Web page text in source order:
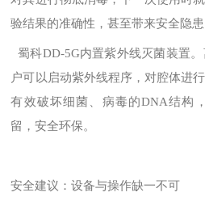
验结果的准确性，甚至带来安全隐患
蜀科DD-5G内置紫外线灭菌装置
户可以启动紫外线程序，对腔体进
有效破坏细菌、病毒的DNA结构
留，安全环保。
安全建议：设备与操作缺一不可